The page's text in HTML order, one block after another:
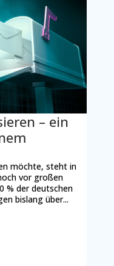
– ein
möchte, steht in
vor großen
% der deutschen
bislang über...